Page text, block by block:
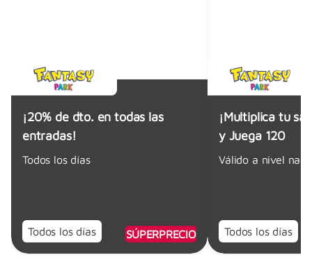
¡20% de dto. en todas las
entradas!
Todos los días
Todos los días SÚPERPRECIO
¡Multiplica tu
y Juega 120
Válido a nivel
Todos los días